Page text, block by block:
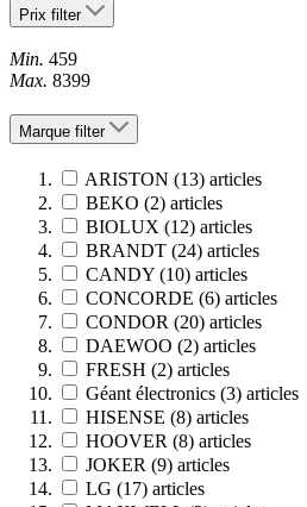
Prix filter
Min. 459
Max. 8399
Marque filter
ARISTON (13) articles
BEKO (2) articles
BIOLUX (12) articles
BRANDT (24) articles
CANDY (10) articles
CONCORDE (6) articles
CONDOR (20) articles
DAEWOO (2) articles
FRESH (2) articles
Géant électronics (3) articles
HISENSE (8) articles
HOOVER (8) articles
JOKER (9) articles
LG (17) articles